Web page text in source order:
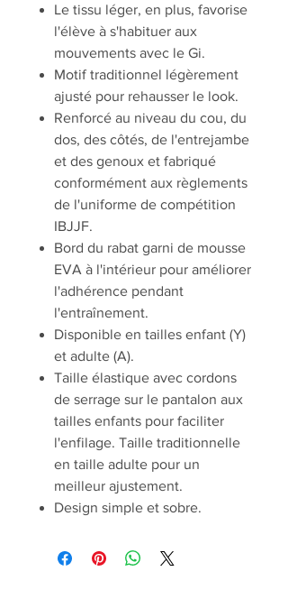
Le tissu léger, en plus, favorise
l'élève à s'habituer aux
mouvements avec le Gi.
Motif traditionnel légèrement
ajusté pour rehausser le look.
Renforcé au niveau du cou, du
dos, des côtés, de l'entrejambe
et des genoux et fabriqué
conformément aux règlements
de l'uniforme de compétition
IBJJF.
Bord du rabat garni de mousse
EVA à l'intérieur pour améliorer
l'adhérence pendant
l'entraînement.
Disponible en tailles enfant (Y)
et adulte (A).
Taille élastique avec cordons
de serrage sur le pantalon aux
tailles enfants pour faciliter
l'enfilage. Taille traditionnelle
en taille adulte pour un
meilleur ajustement.
Design simple et sobre.